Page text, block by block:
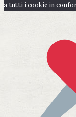
a tutti i cookie in